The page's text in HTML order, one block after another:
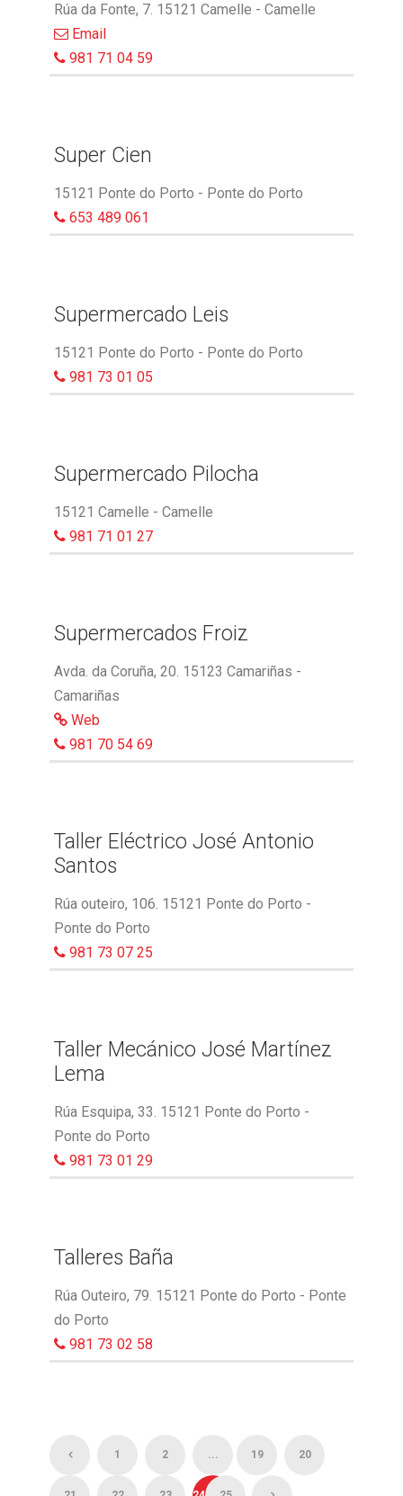
Rúa da Fonte, 7. 15121 Camelle - Camelle
Email
981 71 04 59
Super Cien
15121 Ponte do Porto - Ponte do Porto
653 489 061
Supermercado Leis
15121 Ponte do Porto - Ponte do Porto
981 73 01 05
Supermercado Pilocha
15121 Camelle - Camelle
981 71 01 27
Supermercados Froiz
Avda. da Coruña, 20. 15123 Camariñas -
Camariñas
Web
981 70 54 69
Taller Eléctrico José Antonio
Santos
Rúa outeiro, 106. 15121 Ponte do Porto -
Ponte do Porto
981 73 07 25
Taller Mecánico José Martínez
Lema
Rúa Esquipa, 33. 15121 Ponte do Porto -
Ponte do Porto
981 73 01 29
Talleres Baña
Rúa Outeiro, 79. 15121 Ponte do Porto - Ponte
do Porto
981 73 02 58
1 2 ... 19 20